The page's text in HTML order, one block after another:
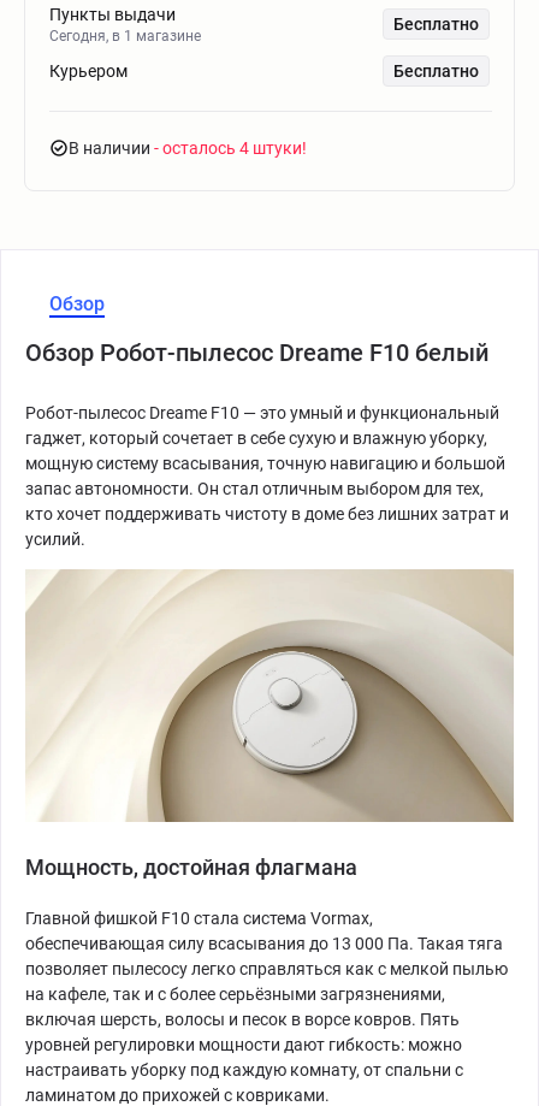
Пункты выдачи
Сегодня, в 1 магазине
Бесплатно
Курьером Бесплатно
В наличии - осталось 4 штуки
Обзор
Обзор Робот-пылесос Dreame F10 белый
Робот-пылесос Dreame F10 — это умный и функциональный
гаджет, который сочетает в себе сухую и влажную уборку,
мощную систему всасывания, точную навигацию и большой
запас автономности. Он стал отличным выбором для тех,
кто хочет поддерживать чистоту в доме без лишних затрат и
усилий.
Мощность, достойная флагмана
Главной фишкой F10 стала система Vormax,
обеспечивающая силу всасывания до 13 000 Па. Такая тяга
позволяет пылесосу легко справляться как с мелкой пылью
на кафеле, так и с более серьёзными загрязнениями,
включая шерсть, волосы и песок в ворсе ковров. Пять
уровней регулировки мощности дают гибкость: можно
настраивать уборку под каждую комнату, от спальни с
ламинатом до прихожей с ковриками.